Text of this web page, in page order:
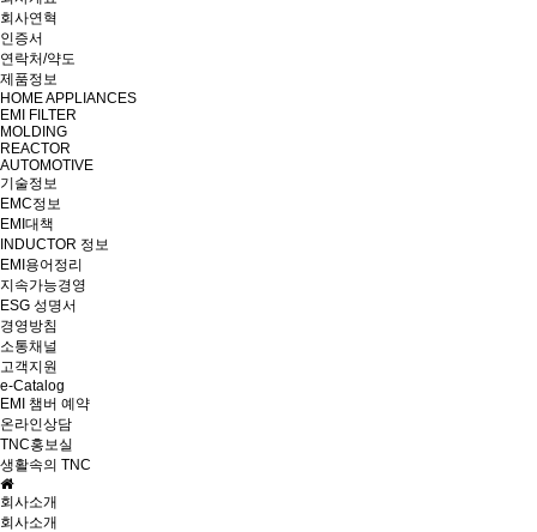
회사연혁
인증서
연락처/약도
제품정보
HOME APPLIANCES
EMI FILTER
MOLDING
REACTOR
AUTOMOTIVE
기술정보
EMC정보
EMI대책
INDUCTOR 정보
EMI용어정리
지속가능경영
ESG 성명서
경영방침
소통채널
고객지원
e-Catalog
EMI 챔버 예약
온라인상담
TNC홍보실
생활속의 TNC
회사소개
회사소개